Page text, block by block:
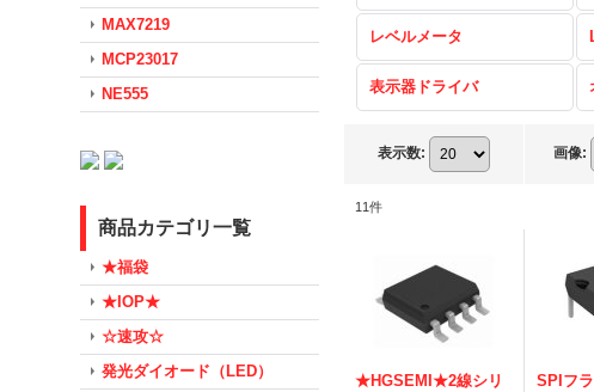
MAX7219
MCP23017
NE555
商品カテゴリ一覧
★福袋
★IOP★
☆速攻☆
発光ダイオード（LED）
レベルメータ
表示器ドライバ
表示数: 画像:
11件
★HGSEMI★2線シリ
SPIフ